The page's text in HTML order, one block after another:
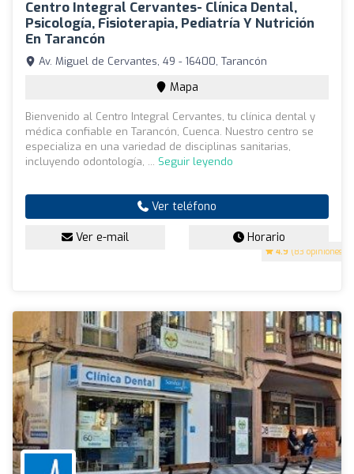
Centro Integral Cervantes- Clínica Dental,
Psicología, Fisioterapia, Pediatría Y Nutrición
En Tarancón
4.9 (83 opiniones)
Av. Miguel de Cervantes, 49 - 16400, Tarancón
Mapa
Bienvenido al Centro Integral Cervantes, tu clínica dental y
médica confiable en Tarancón, Cuenca. Nuestro centro se
especializa en una variedad de disciplinas sanitarias,
incluyendo odontología, ... Seguir leyendo
Ver teléfono
Ver e-mail Horario